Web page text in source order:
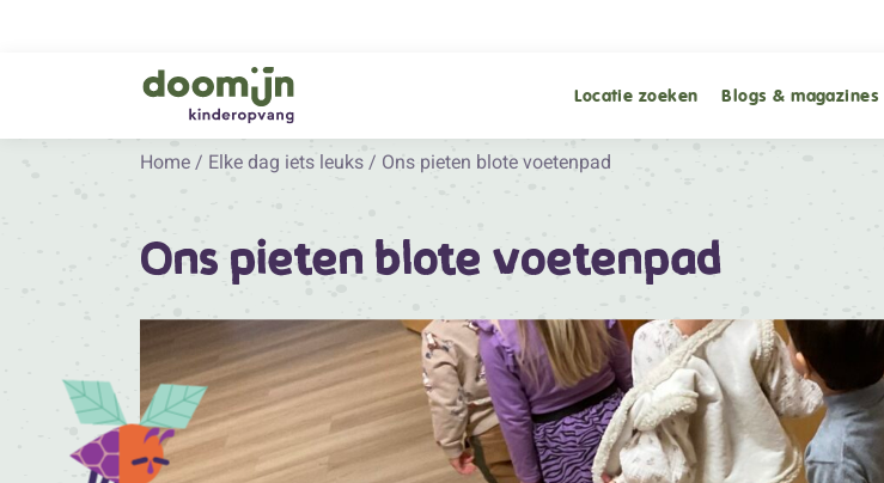
Locatie zoeken Blogs & magazines
Home / Elke dag iets leuks / Ons pieten blote voetenpad
Ons pieten blote voetenpad